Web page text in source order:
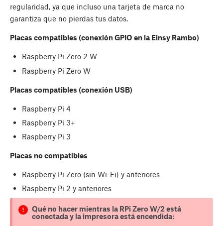
regularidad, ya que incluso una tarjeta de marca no
garantiza que no pierdas tus datos.
Placas compatibles (conexión GPIO en la Einsy Rambo)
Raspberry Pi Zero 2 W
Raspberry Pi Zero W
Placas compatibles (conexión USB)
Raspberry Pi 4
Raspberry Pi 3+
Raspberry Pi 3
Placas no compatibles
Raspberry Pi Zero (sin Wi-Fi) y anteriores
Raspberry Pi 2 y anteriores
Qué no hacer mientras la RPi Zero W/2 está
conectada y la impresora está encendida: